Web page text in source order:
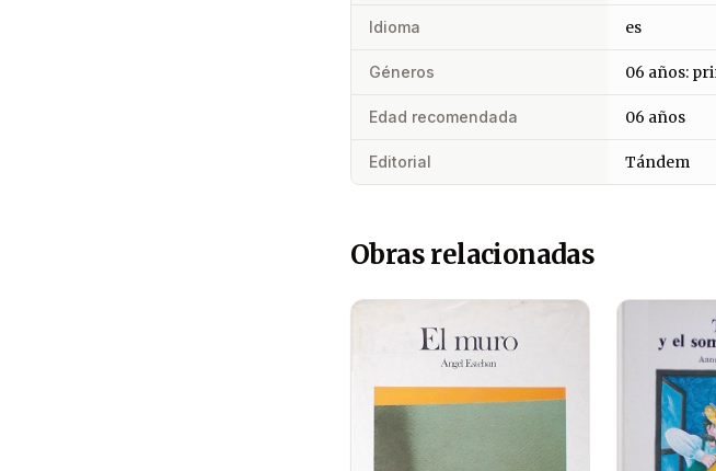
Idioma es
Géneros 06 años:
Edad recomendada 06 años
Editorial Tándem
Obras relacionadas